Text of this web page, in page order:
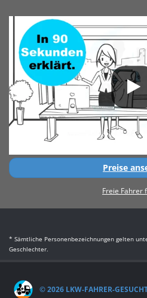
Preise
Freie Fahrer
* Sämtliche Personenbezeichnungen gelten
Geschlechter.
© 2026 LKW-FAHRER-